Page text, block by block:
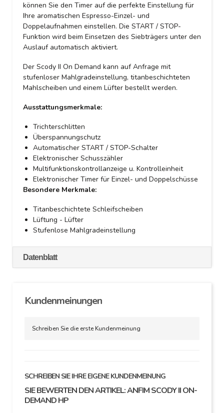
können Sie den Timer auf die perfekte Einstellung für
Ihre aromatischen Espresso-Einzel- und
Doppelaufnahmen einstellen. Die START / STOP-
Funktion wird beim Einsetzen des Siebträgers unter den
Auslauf automatisch aktiviert.
Der Scody II On Demand kann auf Anfrage mit
stufenloser Mahlgradeinstellung, titanbeschichteten
Mahlscheiben und einem Lüfter bestellt werden.
Ausstattungsmerkmale:
Trichterschlitten
Überspannungschutz
Automatischer START / STOP-Schalter
Elektronischer Schusszähler
Multifunktionskontrollanzeige u. Kontrolleinheit
Elektronischer Timer für Einzel- und Doppelschüsse
Besondere Merkmale:
Titanbeschichtete Schleifscheiben
Lüftung - Lüfter
Stufenlose Mahlgradeinstellung
Datenblatt
Kundenmeinungen
Schreiben Sie die erste Kundenmeinung
SCHREIBEN SIE IHRE EIGENE KUNDENMEINUNG
SIE BEWERTEN DEN ARTIKEL:ANFIM SCODY II ON-
DEMAND HP